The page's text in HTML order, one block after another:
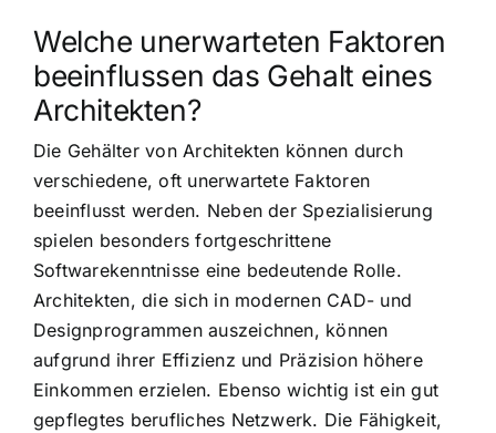
Welche unerwarteten Faktoren
beeinflussen das Gehalt eines
Architekten?
Die Gehälter von Architekten können durch
verschiedene, oft unerwartete Faktoren
beeinflusst werden. Neben der Spezialisierung
spielen besonders fortgeschrittene
Softwarekenntnisse eine bedeutende Rolle.
Architekten, die sich in modernen CAD- und
Designprogrammen auszeichnen, können
aufgrund ihrer Effizienz und Präzision höhere
Einkommen erzielen. Ebenso wichtig ist ein gut
gepflegtes berufliches Netzwerk. Die Fähigkeit,